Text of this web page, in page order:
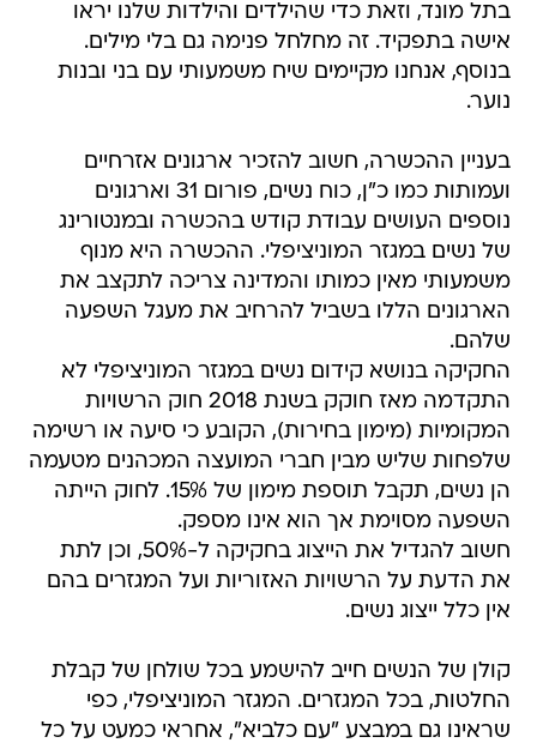
בתל מונד, וזאת כדי שהילדים והילדות שלנו יראו
אישה בתפקיד. זה מחלחל פנימה גם בלי מילים.
בנוסף, אנחנו מקיימים שיח משמעותי עם בני ובנות
נוער.
בעניין ההכשרה, חשוב להזכיר ארגונים אזרחיים
ועמותות כמו כ"ן, כוח נשים, פורום 31 וארגונים
נוספים העושים עבודת קודש בהכשרה ובמנטורינג
של נשים במגזר המוניציפלי. ההכשרה היא מנוף
משמעותי מאין כמותו והמדינה צריכה לתקצב את
הארגונים הללו בשביל להרחיב את מעגל השפעה
שלהם.
החקיקה בנושא קידום נשים במגזר המוניציפלי לא
התקדמה מאז חוקק בשנת 2018 חוק הרשויות
המקומיות (מימון בחירות), הקובע כי סיעה או רשימה
שלפחות שליש מבין חברי המועצה המכהנים מטעמה
הן נשים, תקבל תוספת מימון של 15%. לחוק הייתה
השפעה מסוימת אך הוא אינו מספק.
חשוב להגדיל את הייצוג בחקיקה ל-50%, וכן לתת
את הדעת על הרשויות האזוריות ועל המגזרים בהם
אין כלל ייצוג נשים.
קולן של הנשים חייב להישמע בכל שולחן של קבלת
החלטות, בכל המגזרים. המגזר המוניציפלי, כפי
שראינו גם במבצע "עם כלביא", אחראי כמעט על כל